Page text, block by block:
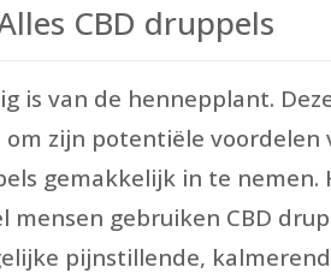
CBD druppels
is van de hennepplant.
zijn potentiële voordelen
gemakkelijk in te nemen.
gebruiken CBD
pijnstillende,